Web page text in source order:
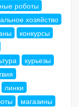
роботы
хозяйство
конкурсы
курьезы
линки
магазины